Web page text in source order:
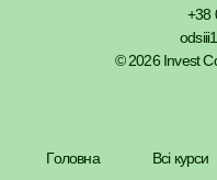
+38
© 2026 Invest
Головна Всі курси